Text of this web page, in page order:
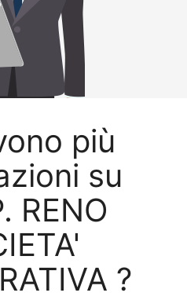
più
su
RENO
?